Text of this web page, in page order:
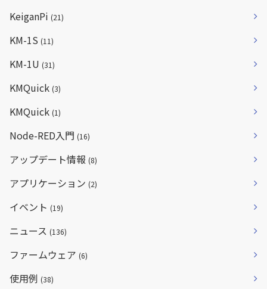
KeiganPi (21)
KM-1S (11)
KM-1U (31)
KMQuick (3)
KMQuick (1)
Node-RED入門 (16)
アップデート情報 (8)
アプリケーション (2)
イベント (19)
ニュース (136)
ファームウェア (6)
使用例 (38)